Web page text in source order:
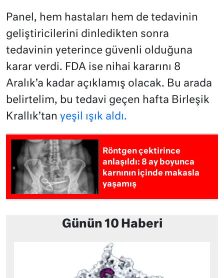
Panel, hem hastaları hem de tedavinin
geliştiricilerini dinledikten sonra
tedavinin yeterince güvenli olduğuna
karar verdi. FDA ise nihai kararını 8
Aralık’a kadar açıklamış olacak. Bu arada
belirtelim, bu tedavi geçen hafta Birleşik
Krallık’tan yeşil ışık aldı.
Röntgen çektirince
anlaşıldı: 8 ay boyunca
karnının içinde makasla
yaşamış
Günün 10 Haberi